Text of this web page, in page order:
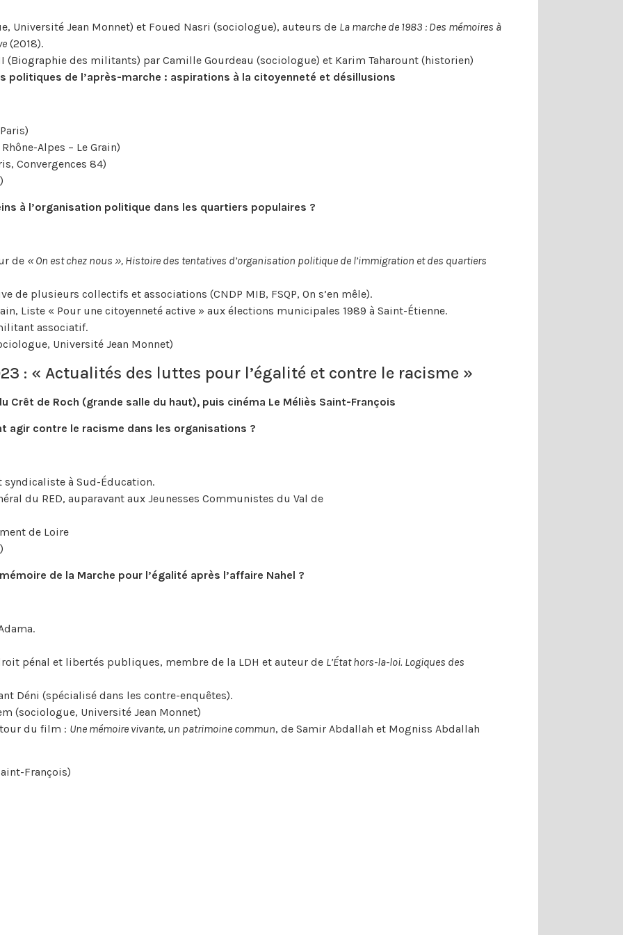
Université Jean Monnet) et Foued Nasri (sociologue), auteurs de La marche de 1983 : Des mémoires à
(2018).
(Biographie des militants) par Camille Gourdeau (sociologue) et Karim Taharount (historien)
politiques de l’après-marche : aspirations à la citoyenneté et désillusions
Alpes – Le Grain)
Convergences 84)
à l’organisation politique dans les quartiers populaires ?
de « On est chez nous », Histoire des tentatives d’organisation politique de l’immigration et des quartiers
de plusieurs collectifs et associations (CNDP MIB, FSQP, On s’en mêle).
Liste « Pour une citoyenneté active » aux élections municipales 1989 à Saint-Étienne.
associatif.
Université Jean Monnet)
: « Actualités des luttes pour l’égalité et contre le racisme »
Crêt de Roch (grande salle du haut), puis cinéma Le Méliès Saint-François
agir contre le racisme dans les organisations ?
à Sud-Éducation.
du RED, auparavant aux Jeunesses Communistes du Val de
de Loire
de la Marche pour l’égalité après l’affaire Nahel ?
pénal et libertés publiques, membre de la LDH et auteur de L’État hors-la-loi. Logiques des
Déni (spécialisé dans les contre-enquêtes).
(sociologue, Université Jean Monnet)
du film : Une mémoire vivante, un patrimoine commun, de Samir Abdallah et Mogniss Abdallah
François)